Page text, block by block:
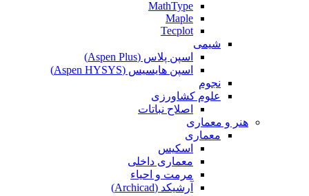
MathType
Maple
Tecplot
شیمی
اسپن پلاس (Aspen Plus)
اسپن هایسیس (Aspen HYSYS)
نجوم
علوم کشاورزی
اصلاح نباتات
هنر و معماری
معماری
اسکیس
معماری داخلی
مرمت و احیاء
آرشیکد (Archicad)